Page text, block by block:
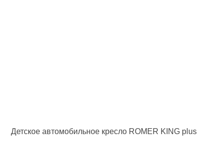
Детское автомобильное кресло ROMER KING plus